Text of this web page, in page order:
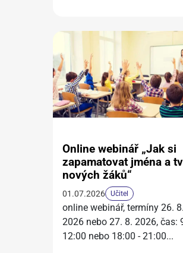
Online webinář „Jak si
zapamatovat jména a
nových žáků“
01.07.2026 Učitel
online webinář, termíny 26. 8.
2026 nebo 27. 8. 2026, čas:
12:00 nebo 18:00 - 21:00...